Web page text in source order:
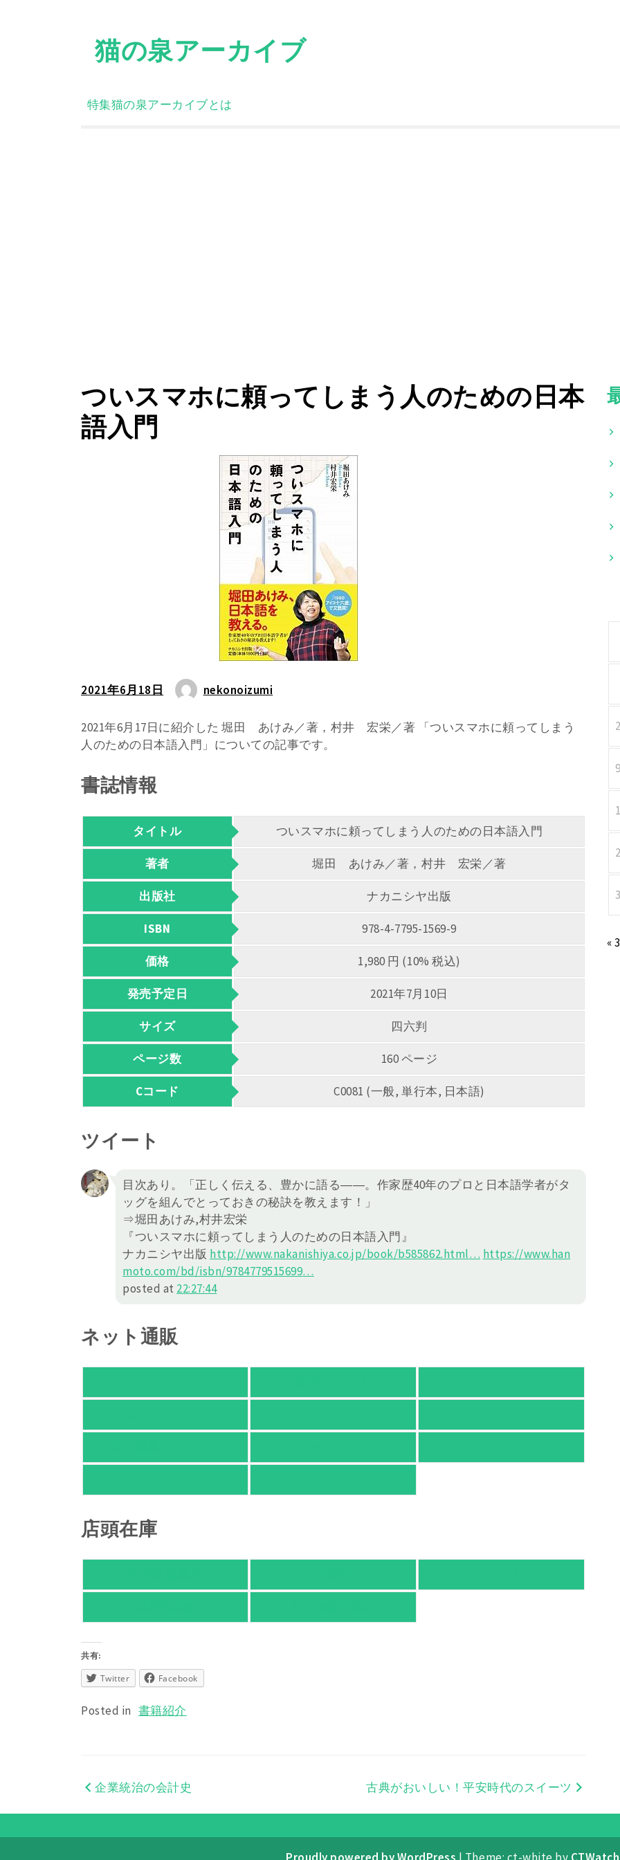
猫の泉アーカイブ
特集猫の泉アーカイブとは
ついスマホに頼ってしまう人のための日本
語入門
2021年6月18日 nekonoizumi
2021年6月17日に紹介した 堀田 あけみ／著，村井 宏栄／著 「ついスマホに頼ってしまう
人のための日本語入門」についての記事です。
書誌情報
タイトル ついスマホに頼ってしまう人のための日本語入門
著者 堀田 あけみ／著，村井 宏栄／著
出版社 ナカニシヤ出版
ISBN 978-4-7795-1569-9
価格 1,980 円 (10% 税込)
発売予定日 2021年7月10日
サイズ 四六判
ページ数 160 ページ
Cコード C0081 (一般, 単行本, 日本語)
ツイート
目次あり。「正しく伝える、豊かに語る――。作家歴40年のプロと日本語学者がタ
ッグを組んでとっておきの秘訣を教えます！」
⇒堀田あけみ,村井宏栄
『ついスマホに頼ってしまう人のための日本語入門』
ナカニシヤ出版 http://www.nakanishiya.co.jp/book/b585862.html… https://www.han
moto.com/bd/isbn/9784779515699…
posted at 22:27:44
ネット通販
店頭在庫
共有:
Twitter Facebook
Posted in 書籍紹介
投
稿
企業統治の会計史 古典がおいしい！平安時代のスイーツ
«